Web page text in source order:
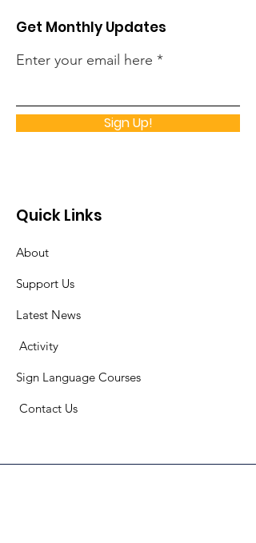
Get Monthly Updates
Enter your email here
Sign Up!
Quick Links
About
Support Us
Latest News
Activity
Sign Language Courses
​ Contact Us